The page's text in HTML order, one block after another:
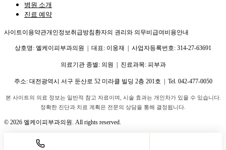
병원 소개
진료 예약
사이트이용약관개인정보취급방침환자의 권리와 의무비급여비용안내
상호명: 엘케이피부과의원 | 대표: 이웅재 | 사업자등록번호: 314-27-63691
의료기관 종별: 의원 | 진료과목: 피부과
주소: 대전광역시 서구 둔산로 52 미라클 빌딩 2층 201호 | Tel. 042-477-0050
본 사이트의 의료 정보는 일반적 참고 자료이며, 시술 효과는 개인차가 있을 수 있습니다.
정확한 진단과 치료 계획은 전문의 상담을 통해 결정됩니다.
© 2026 엘케이피부과의원. All rights reserved.